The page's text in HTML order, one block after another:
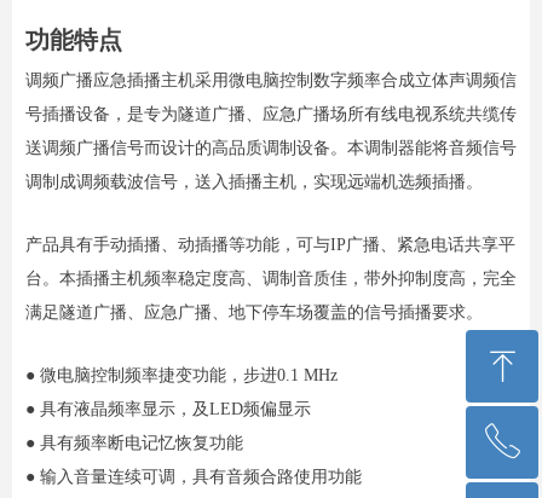
功能特点
调频广播应急插播主机采用微电脑控制数字频率合成立体声调频信
号插播设备，是专为隧道广播、应急广播场所有线电视系统共缆传
送调频广播信号而设计的高品质调制设备。本调制器能将音频信号
调制成调频载波信号，送入插播主机，实现远端机选频插播。
产品具有手动插播、动插播等功能，可与IP广播、紧急电话共享平
台。本插播主机频率稳定度高、调制音质佳，带外抑制度高，完全
满足隧道广播、应急广播、地下停车场覆盖的信号插播要求。
● 微电脑控制频率捷变功能，步进0.1 MHz
● 具有液晶频率显示，及LED频偏显示
● 具有频率断电记忆恢复功能
● 输入音量连续可调，具有音频合路使用功能
ꁸ
回到顶部
ꂅ